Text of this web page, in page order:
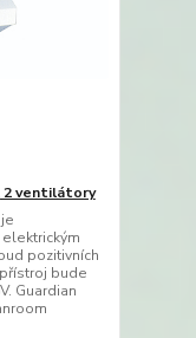
2 ventilátory
pozitivních
bude
Guardian